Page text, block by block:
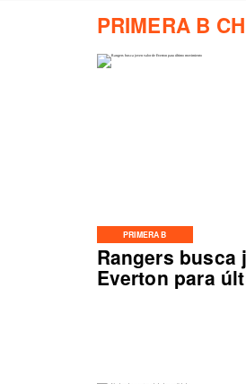
PRIMERA B
Rangers busca
Everton para
PRIMERA B